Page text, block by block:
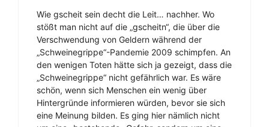
Wie gscheit sein decht die Leit… nachher. Wo
stößt man nicht auf die „gscheitn“, die über die
Verschwendung von Geldern während der
„Schweinegrippe“-Pandemie 2009 schimpfen. An
den wenigen Toten hätte sich ja gezeigt, dass die
„Schweinegrippe“ nicht gefährlich war. Es wäre
schön, wenn sich Menschen ein wenig über
Hintergründe informieren würden, bevor sie sich
eine Meinung bilden. Es ging hier nämlich nicht